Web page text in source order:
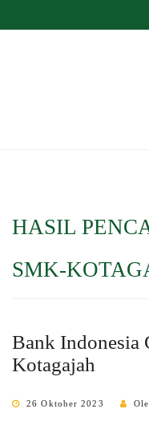
HASIL
SMK-
Bank Indonesia
Kotagajah
26 Oktober 2023